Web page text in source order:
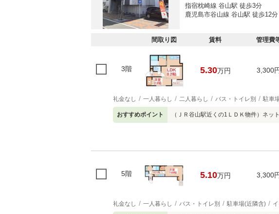
指宿枕崎線 谷山駅 徒歩3分
鹿児島市谷山線 谷山駅 徒歩12分
間取り図 賃料 管理費
3階 5.30万円 3,300
礼金なし 一人暮らし 二人暮らし バス・トイレ別 駐車
おすすめポイント （ＪＲ谷山駅近くの1ＬＤＫ物件）ネッ
5階 5.10万円 3,300
礼金なし 一人暮らし バス・トイレ別 駐車場(近隣含)